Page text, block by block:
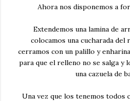
Ahora nos disponemos a
Extendemos una lamina de
colocamos una cucharada
cerramos con un palillo y
para que el relleno no se salga y
una cazuela de
Una vez que los tenemos todos